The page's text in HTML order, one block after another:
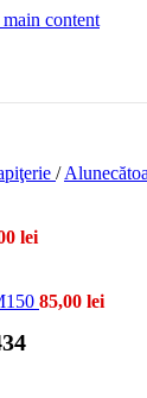
content
/
lei
85,00 lei